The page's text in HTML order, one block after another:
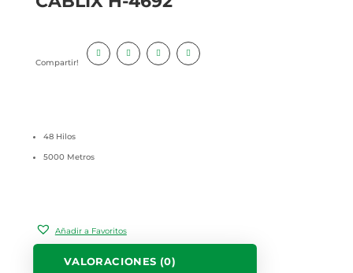
Compartir!
48 Hilos
5000 Metros
Añadir a Favoritos
VALORACIONES (0)